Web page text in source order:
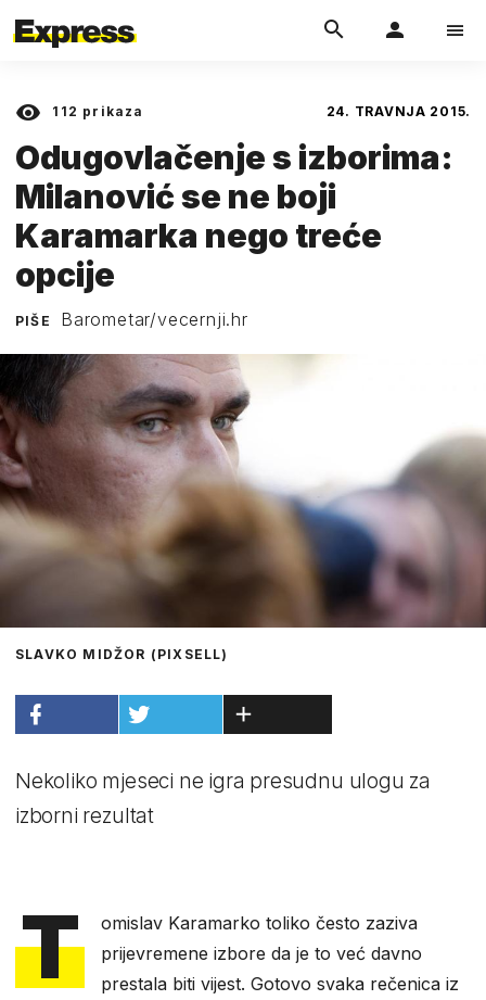
112 prikaza 24. TRAVNJA 2015.
Odugovlačenje s izborima:
Milanović se ne boji
Karamarka nego treće
opcije
PIŠE Barometar/vecernji.hr
SLAVKO MIDŽOR (PIXSELL)
Nekoliko mjeseci ne igra presudnu ulogu za
izborni rezultat
T
omislav Karamarko toliko često zaziva
prijevremene izbore da je to već davno
prestala biti vijest. Gotovo svaka rečenica iz